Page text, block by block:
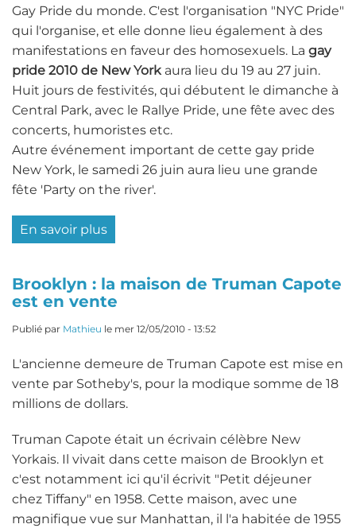
Gay Pride du monde. C'est l'organisation "NYC Pride"
qui l'organise, et elle donne lieu également à des
manifestations en faveur des homosexuels. La gay
pride 2010 de New Yorkaura lieu du 19 au 27 juin.
Huit jours de festivités, qui débutent le dimanche à
Central Park, avec le Rallye Pride, une fête avec des
concerts, humoristes etc.
Autre événement important de cette gay pride
New York, le samedi 26 juin aura lieu une grande
fête 'Party on the river'.
En savoir plus
Pride
à
New
en
juin
Brooklyn : la maison de Truman Capote
est en vente
Publié par Mathieu le mer 12/05/2010 - 13:52
L'ancienne demeure de Truman Capote est mise en
vente par Sotheby's, pour la modique somme de 18
millions de dollars.
Truman Capote était un écrivain célèbre New
Yorkais. Il vivait dans cette maison de Brooklyn et
c'est notamment ici qu'il écrivit "Petit déjeuner
chez Tiffany" en 1958. Cette maison, avec une
magnifique vue sur Manhattan, il l'a habitée de 1955